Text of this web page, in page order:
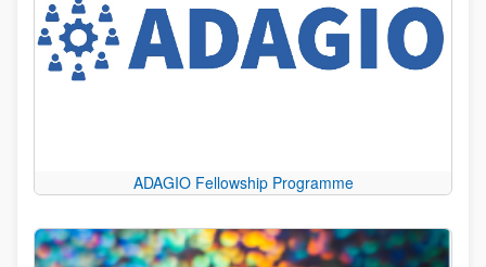
ADAGIO Fellowship Programme